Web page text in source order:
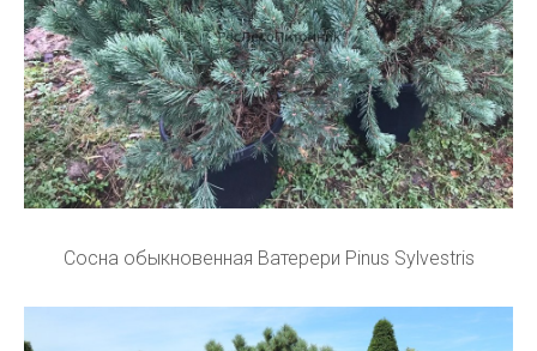
Сосна обыкновенная Ватерери Pinus Sylvestris